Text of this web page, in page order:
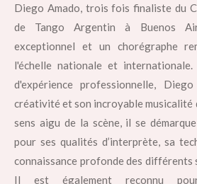
Diego Amado, trois fois finaliste du
de Tango Argentin à Buenos
exceptionnel et un chorégraphe
l'échelle nationale et
d'expérience professionnelle,
créativité et son incroyable musicalité
sens aigu de la scène, il se
pour ses qualités d’interprète, sa
connaissance profonde des différents
Il est également reconnu